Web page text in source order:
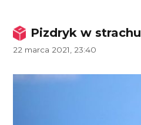
Pizdryk w strachu
22 marca 2021, 23:40